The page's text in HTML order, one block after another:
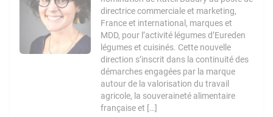
directrice commerciale et marketing,
France et international, marques et
MDD, pour l’activité légumes d’Eureden
légumes et cuisinés. Cette nouvelle
direction s’inscrit dans la continuité des
démarches engagées par la marque
autour de la valorisation du travail
agricole, la souveraineté alimentaire
française et […]